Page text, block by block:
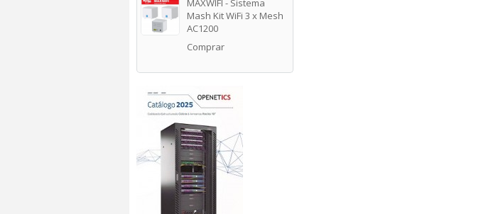
MAXWIFI - Sistema
Mash Kit WiFi 3 x Mesh
AC1200
Comprar